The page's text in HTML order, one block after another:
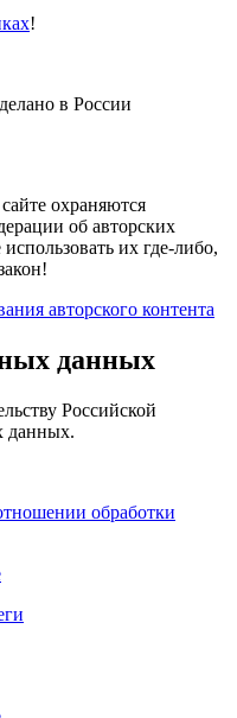
!
в России
охраняются
об авторских
их где-либо,
авторского контента
данных
Российской
данных.
обработки